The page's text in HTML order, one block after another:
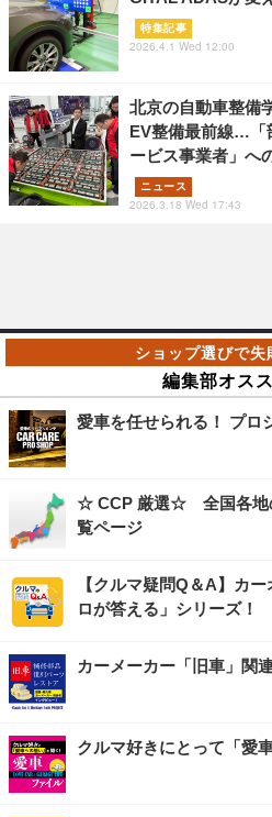
特集記事
2026.4.1 Wed 12:00
北京の自動車整備
EV整備最前線…「
ービス事業者」へ
ニュース
2026.3.18 Wed 17:43
編集部オス
愛車を任せられる！ プロ
☆ CCP 厳選☆ 全国各地
覧ページ
【クルマ疑問Q＆A】カ
ロが答える」シリーズ！
カーメーカー「旧車」関
クルマ好きにとって「愛